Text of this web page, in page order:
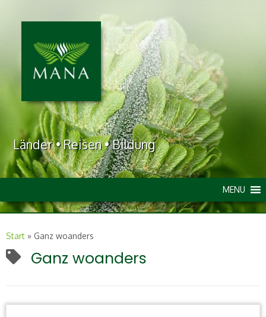
Länder • Reisen • Bildung
MENU
Start » Ganz woanders
Ganz woanders